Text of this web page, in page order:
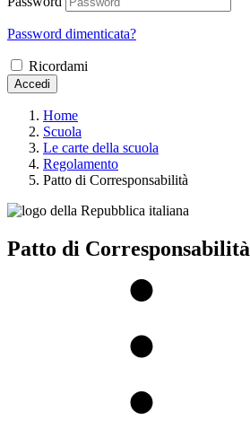
Password dimenticata?
Ricordami
Accedi
Home
Scuola
Le carte della scuola
Regolamento
Patto di Corresponsabilità
Patto di Corresponsabilità